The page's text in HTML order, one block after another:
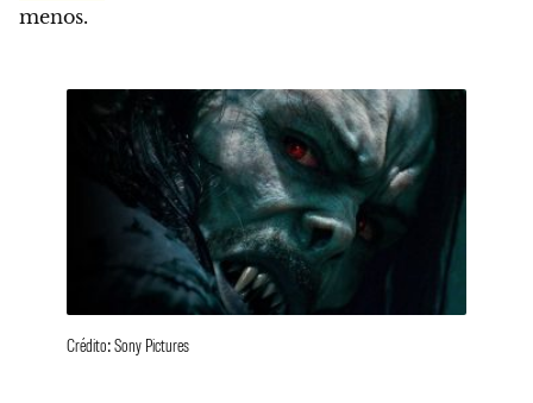
menos.
Crédito: Sony Pictures